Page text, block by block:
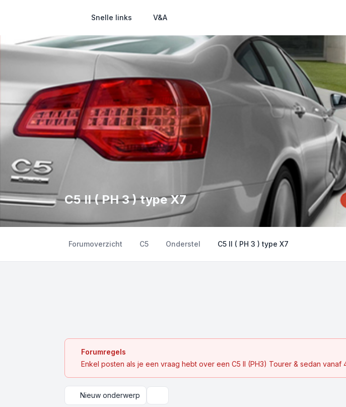
Snelle links V&A
C5 II ( PH 3 ) type X7
Forumoverzicht C5 Onderstel C5 II ( PH 3 ) type X7
Forumregels
Enkel posten als je een vraag hebt over een C5 II (PH3) Tourer & sedan
Nieuw onderwerp